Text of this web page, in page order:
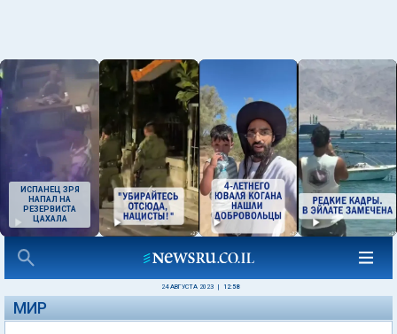
ИСПАНЕЦ ЗРЯ
НАПАЛ НА
РЕЗЕРВИСТА
ЦАХАЛА
24 АВГУСТА 2023 12:58
МИР